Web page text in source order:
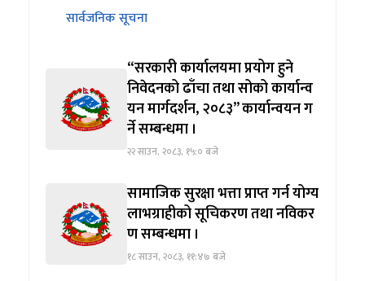
ट्याबको
सार्वजनिक सूचना
“सरकारी कार्यालयमा प्रयोग हुने
निवेदनको ढाँचा तथा सोको कार्यान्व
यन मार्गदर्शन, २०८३” कार्यान्वयन ग
र्ने सम्बन्धमा ।
२२ साउन, २०८३, १५:० बजे
सामाजिक सुरक्षा भत्ता प्राप्त गर्न योग्य
लाभग्राहीको सूचिकरण तथा नविकर
ण सम्बन्धमा ।
१८ साउन, २०८३, ११:४७ बजे